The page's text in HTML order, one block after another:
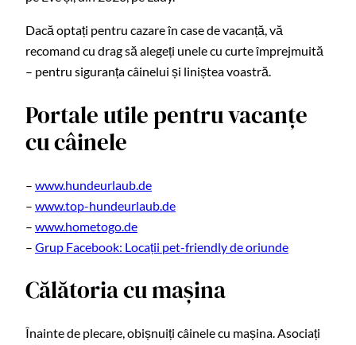
Dacă optați pentru cazare în case de vacanță, vă
recomand cu drag să alegeți unele cu curte împrejmuită
– pentru siguranța câinelui și liniștea voastră.
Portale utile pentru vacanțe
cu câinele
– www.hundeurlaub.de
– www.top-hundeurlaub.de
– www.hometogo.de
– Grup Facebook: Locații pet-friendly de oriunde
Călătoria cu mașina
Înainte de plecare, obișnuiți câinele cu mașina. Asociați